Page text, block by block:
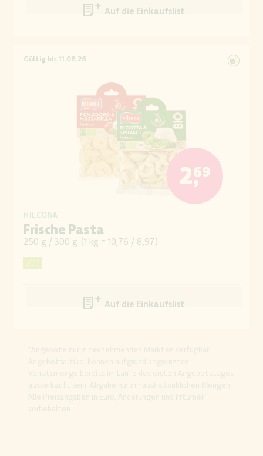
Auf die Einkaufsliste
Gültig bis 11.08.26
2,69
HILCONA
Frische Pasta
250 g / 300 g (1 kg = 10,76 / 8,97)
Auf die Einkaufsliste